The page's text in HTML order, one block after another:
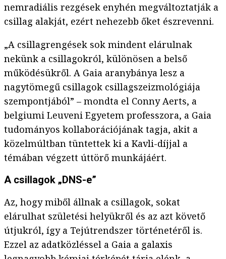
nemradiális rezgések enyhén megváltoztatják a
csillag alakját, ezért nehezebb őket észrevenni.
„A csillagrengések sok mindent elárulnak
nekünk a csillagokról, különösen a belső
működésükről. A Gaia aranybánya lesz a
nagytömegű csillagok csillagszeizmológiája
szempontjából” – mondta el Conny Aerts, a
belgiumi Leuveni Egyetem professzora, a Gaia
tudományos kollaborációjának tagja, akit a
közelmúltban tüntettek ki a Kavli-díjjal a
témában végzett úttörő munkájáért.
A csillagok „DNS-e”
Az, hogy miből állnak a csillagok, sokat
elárulhat születési helyükről és az azt követő
útjukról, így a Tejútrendszer történetéről is.
Ezzel az adatközléssel a Gaia a galaxis